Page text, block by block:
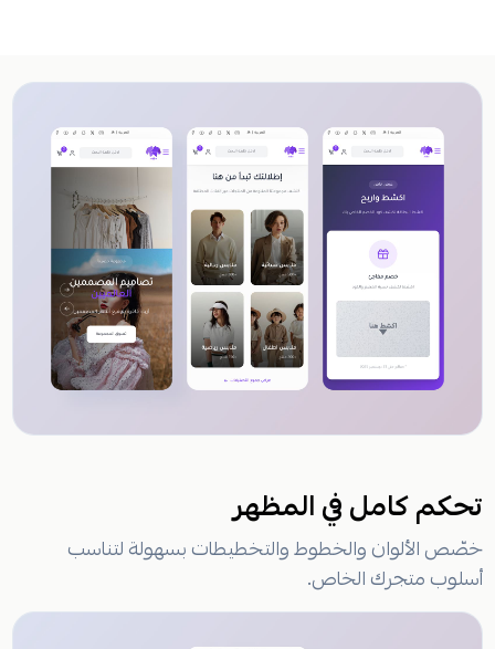
تحكم كامل في المظهر
خصّص الألوان والخطوط والتخطيطات بسهولة لتناسب
أسلوب متجرك الخاص.